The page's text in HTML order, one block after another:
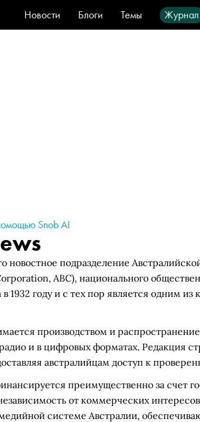
Новости Блоги Темы Журнал
Стиль
Видео Город
Snob AI
новостное подразделение
ABC), национального
в 1932 году и с тех пор является одним
производством и
и в цифровых форматах. Редакция
австралийцам доступ к
преимущественно за счет
от коммерческих
системе Австралии,